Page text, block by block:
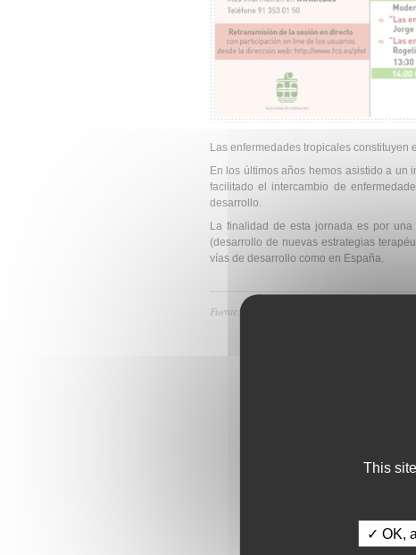
Las enfermedades tropicales constituyen
En los últimos años hemos asistido a un
facilitado el intercambio de
desarrollo.
La finalidad de esta jornada es por
(desarrollo de nuevas estrategias
vías de desarrollo como en España.
Fuente:
This
✓ OK,